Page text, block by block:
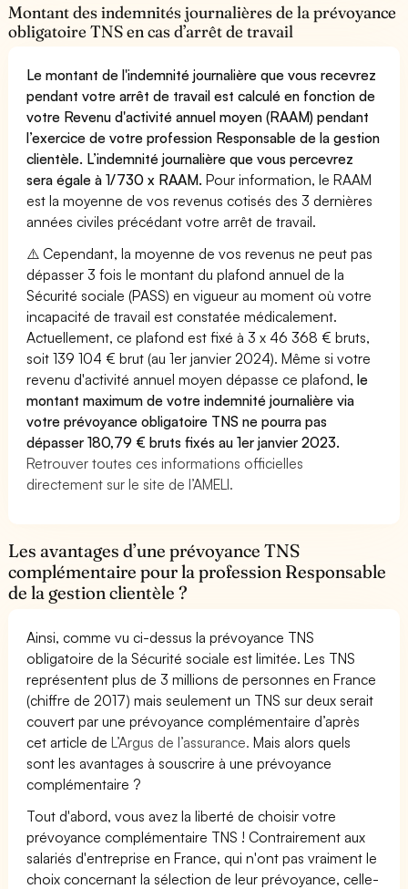
Montant des indemnités journalières de la prévoyance
obligatoire TNS en cas d’arrêt de travail
Le montant de l'indemnité journalière que vous recevrez
pendant votre arrêt de travail est calculé en fonction de
votre Revenu d'activité annuel moyen (RAAM) pendant
l’exercice de votre profession Responsable de la gestion
clientèle. L’indemnité journalière que vous percevrez
sera égale à 1/730 x RAAM. Pour information, le RAAM
est la moyenne de vos revenus cotisés des 3 dernières
années civiles précédant votre arrêt de travail.
⚠️ Cependant, la moyenne de vos revenus ne peut pas
dépasser 3 fois le montant du plafond annuel de la
Sécurité sociale (PASS) en vigueur au moment où votre
incapacité de travail est constatée médicalement.
Actuellement, ce plafond est fixé à 3 x 46 368 € bruts,
soit 139 104 € brut (au 1er janvier 2024). Même si votre
revenu d'activité annuel moyen dépasse ce plafond,le
montant maximum de votre indemnité journalière via
votre prévoyance obligatoire TNS ne pourra pas
dépasser 180,79 € bruts fixés au 1er janvier 2023.
Retrouver toutes ces informations officielles
directement sur le site de l’AMELI.
Les avantages d’une prévoyance TNS
complémentaire pour la profession Responsable
de la gestion clientèle ?
Ainsi, comme vu ci-dessus la prévoyance TNS
obligatoire de la Sécurité sociale est limitée. Les TNS
représentent plus de 3 millions de personnes en France
(chiffre de 2017) mais seulement un TNS sur deux serait
couvert par une prévoyance complémentaire d’après
cet article deL’Argus de l’assurance. Mais alors quels
sont les avantages à souscrire à une prévoyance
complémentaire ?
Tout d'abord, vous avez la liberté de choisir votre
prévoyance complémentaire TNS ! Contrairement aux
salariés d'entreprise en France, qui n'ont pas vraiment le
choix concernant la sélection de leur prévoyance, celle-